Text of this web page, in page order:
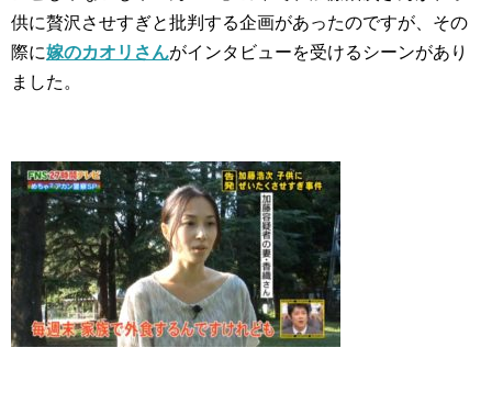
供に贅沢させすぎと批判する企画があったのですが、その
際に嫁のカオリさんがインタビューを受けるシーンがあり
ました。